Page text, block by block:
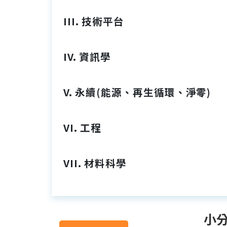
III. 技術平台
IV. 資訊學
V. 永續(能源、再生循環、淨零)
VI. 工程
VII. 材料科學
小